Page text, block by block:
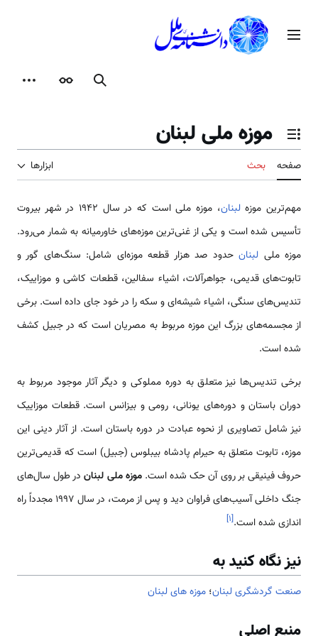
محتوامنوی اصلی
جستجوظاهر
تغییر وضعیت فهرست محتویات
موزه ملی لبنان
صفحه بحث ابزارها
مهم‌ترین موزهلبنان
، موزه ملی است که در سال 1942 در شهر بیروت
تأسیس شده است و یکی از غنی‌ترین موزه‌های خاورمیانه به شمار می‌رود.
موزه ملی لبنانحدود صد هزار قطعه موزه‌‌ای شامل: سنگ‌های گور و
تابوت‌های قدیمی، جواهرآلات، اشیاء سفالین، قطعات کاشی و موزاییک،
تندیس‌‌های سنگی، اشیاء شیشه‌ای و سکه را در خود جای داده است. برخی
از مجسمه‌‌های بزرگ این موزه مربوط به مصریان است که در جبیل کشف
شده است.
برخی تندیس‌ها نیز متعلق به دوره مملوکی و دیگر آثار موجود مربوط به
دوران باستان و دوره‌های یونانی، رومی و بیزانس است. قطعات موزاییک
نیز شامل تصاویری از نحوه عبادت در دوره باستان است. از آثار دینی این
موزه، تابوت متعلق به حیرام پادشاه بیبلوس (جبیل) است که قدیمی‌ترین
حروف فینیقی بر روی آن حک شده است.موزه ملی لبناندر طول سال‌های
جنگ داخلی آسیب‌‌های فراوان دید و پس از مرمت، در سال 1997 مجدداً راه‌
اندازی شده است.[۱]
نیز نگاه کنید به
صنعت گردشگری لبنان؛ موزه های لبنان
منبع اصلی